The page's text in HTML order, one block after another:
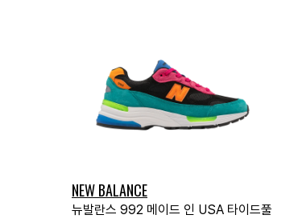
NEW BALANCE
뉴발란스 992 메이드 인 USA 타이드풀